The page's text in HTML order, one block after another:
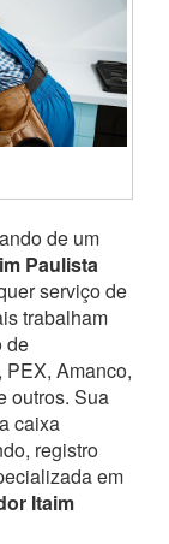
de um
Paulista
serviço de
trabalham
de
PEX, Amanco,
outros. Sua
caixa
registro
em
Itaim